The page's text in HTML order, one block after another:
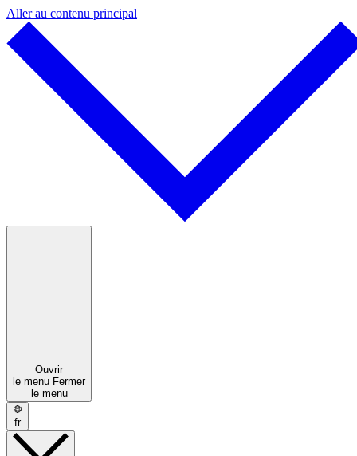
Aller au contenu principal
Ouvrir
le menu Fermer
le menu
fr